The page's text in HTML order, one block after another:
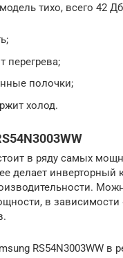
тихо, всего 42
перегрева;
полочки;
холод.
в ряду самых
делает инверторный
в зависимости
RS54N3003WW в